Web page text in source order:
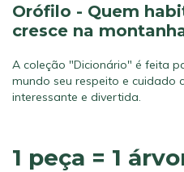
Orófilo - Quem
cresce na
A coleção "Dicionário" é feita
mundo seu respeito e cuidado
interessante e divertida.
1 peça = 1